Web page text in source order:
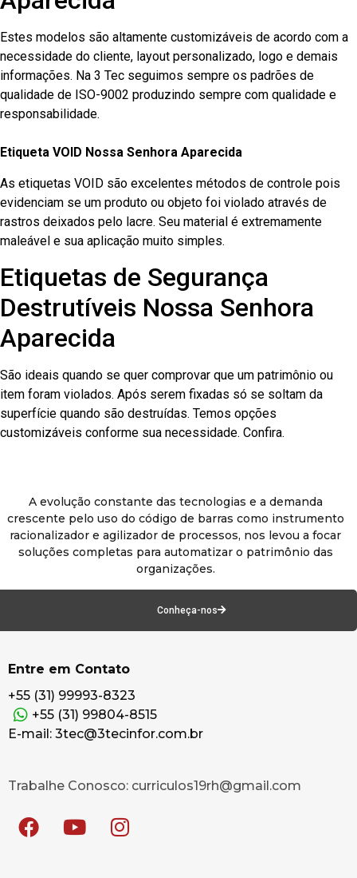
Estes modelos são altamente customizáveis de acordo com a
necessidade do cliente, layout personalizado, logo e demais
informações. Na 3 Tec seguimos sempre os padrões de
qualidade de ISO-9002 produzindo sempre com qualidade e
responsabilidade.
Etiqueta VOID Nossa Senhora Aparecida
As etiquetas VOID são excelentes métodos de controle pois
evidenciam se um produto ou objeto foi violado através de
rastros deixados pelo lacre. Seu material é extremamente
maleável e sua aplicação muito simples.
Etiquetas de Segurança
Destrutíveis Nossa Senhora
Aparecida
São ideais quando se quer comprovar que um patrimônio ou
item foram violados. Após serem fixadas só se soltam da
superfície quando são destruídas. Temos opções
customizáveis conforme sua necessidade. Confira.
A evolução constante das tecnologias e a demanda
crescente pelo uso do código de barras como instrumento
racionalizador e agilizador de processos, nos levou a focar
soluções completas para automatizar o patrimônio das
organizações.
Conheça-nos
Entre em Contato
+55 (31) 99993-8323
+55 (31) 99804-8515
E-mail: 3tec@3tecinfor.com.br
Trabalhe Conosco: curriculos19rh@gmail.com